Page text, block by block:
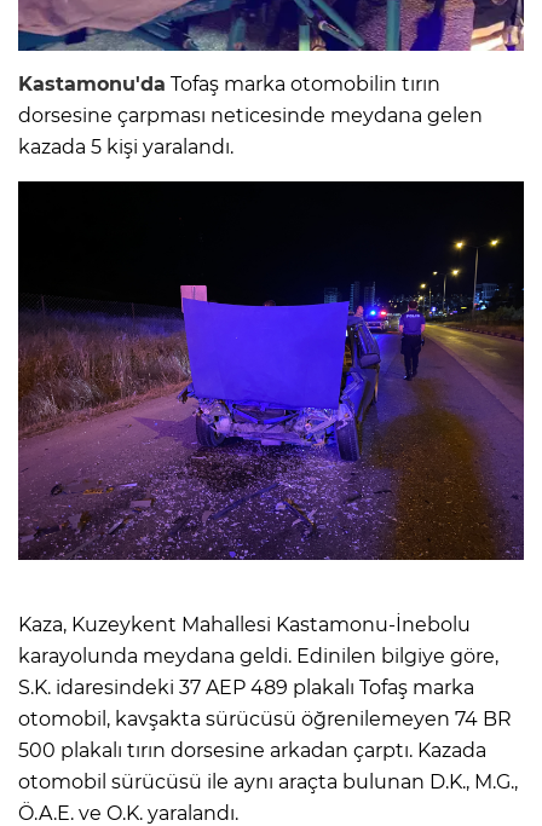
Kastamonu'da Tofaş marka otomobilin tırın
dorsesine çarpması neticesinde meydana gelen
kazada 5 kişi yaralandı.
Kaza, Kuzeykent Mahallesi Kastamonu-İnebolu
karayolunda meydana geldi. Edinilen bilgiye göre,
S.K. idaresindeki 37 AEP 489 plakalı Tofaş marka
otomobil, kavşakta sürücüsü öğrenilemeyen 74 BR
500 plakalı tırın dorsesine arkadan çarptı. Kazada
otomobil sürücüsü ile aynı araçta bulunan D.K., M.G.,
Ö.A.E. ve O.K. yaralandı.